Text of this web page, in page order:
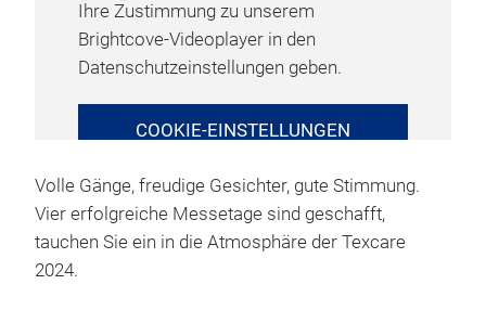
Ihre Zustimmung zu unserem
Brightcove-Videoplayer in den
Datenschutzeinstellungen geben.
COOKIE-EINSTELLUNGEN
Volle Gänge, freudige Gesichter, gute Stimmung.
Vier erfolgreiche Messetage sind geschafft,
tauchen Sie ein in die Atmosphäre der Texcare
2024.